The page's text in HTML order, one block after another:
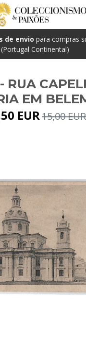
de envio para compras
(Portugal Continental)
RUA
EM
EUR15,00 EUR